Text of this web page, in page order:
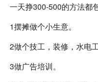
一天挣300-500的方法都
1摆摊做个小生意。
2做个技工，装修，水电
3做广告培训。